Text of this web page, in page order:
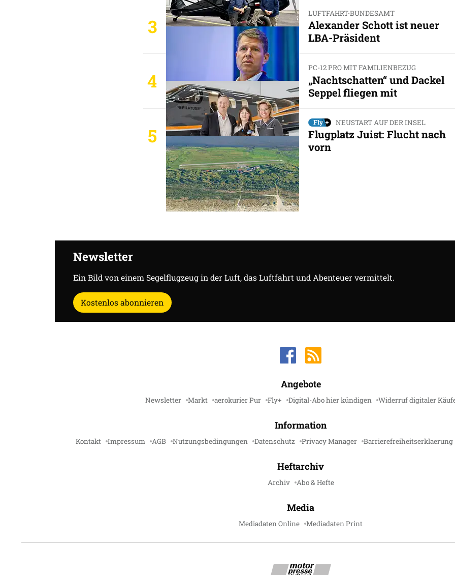
3
LUFTFAHRT-BUNDESAMT
Alexander Schott ist neuer
LBA-Präsident
4
PC-12 PRO MIT FAMILIENBEZUG
„Nachtschatten“ und Dackel
Seppel fliegen mit
5
NEUSTART AUF DER INSEL
Flugplatz Juist: Flucht nach
vorn
Newsletter
Ein Bild von einem Segelflugzeug in der Luft, das Luftfahrt und Abenteuer vermittelt.
Kostenlos abonnieren
Angebote
Newsletter Markt aerokurier Pur Fly+ Digital-Abo hier kündigen Widerruf digitaler
Information
Kontakt Impressum AGB Nutzungsbedingungen Datenschutz Privacy Manager Barrierefreiheitserklaerung
Heftarchiv
Archiv Abo & Hefte
Media
Mediadaten Online Mediadaten Print